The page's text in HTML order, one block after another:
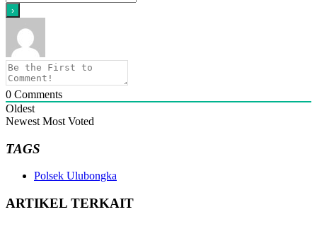
0 Comments
Oldest
Newest Most Voted
TAGS
Polsek Ulubongka
ARTIKEL TERKAIT